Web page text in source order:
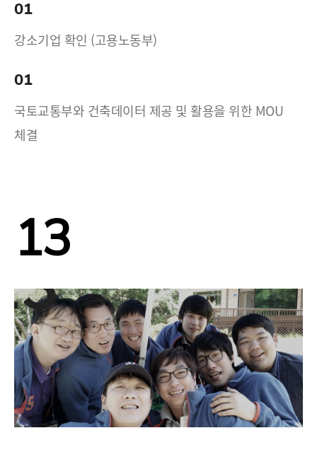
01
강소기업 확인 (고용노동부)
01
국토교통부와 건축데이터 제공 및 활용을 위한 MOU
체결
13